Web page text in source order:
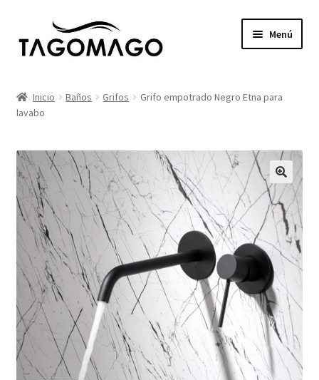
aal
Menú
Tienda
Catálogos
Proyectos
Servicios
Blog
Contacto
Inicio Baños Grifos
Grifo empotrado Negro Etna para
lavabo